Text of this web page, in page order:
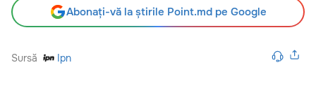
Abonați-vă la știrile Point.md pe Google
Sursă Ipn